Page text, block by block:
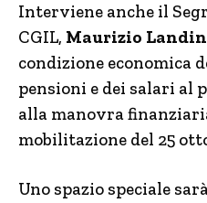
Interviene anche il
CGIL, Maurizio
condizione economica
pensioni e dei salari al
alla manovra
mobilitazione del 25
Uno spazio speciale